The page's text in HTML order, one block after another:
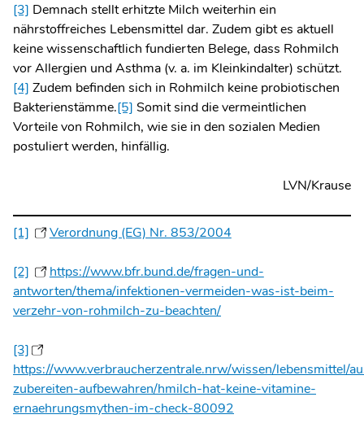
[3] Demnach stellt erhitzte Milch weiterhin ein
nährstoffreiches Lebensmittel dar. Zudem gibt es aktuell
keine wissenschaftlich fundierten Belege, dass Rohmilch
vor Allergien und Asthma (v. a. im Kleinkindalter) schützt.
[4] Zudem befinden sich in Rohmilch keine probiotischen
Bakterienstämme.[5] Somit sind die vermeintlichen
Vorteile von Rohmilch, wie sie in den sozialen Medien
postuliert werden, hinfällig.
LVN/Krause
[1] Verordnung (EG) Nr. 853/2004
[2]
https://www.bfr.bund.de/fragen-und-
antworten/thema/infektionen-vermeiden-was-ist-beim-
verzehr-von-rohmilch-zu-beachten/
[3]
https://www.verbraucherzentrale.nrw/wissen/lebensmittel/
zubereiten-aufbewahren/hmilch-hat-keine-vitamine-
ernaehrungsmythen-im-check-80092